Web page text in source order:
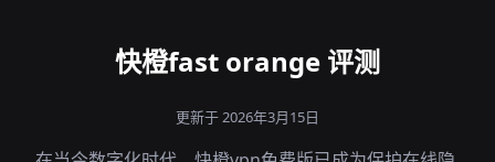
快橙fast orange 评测
更新于 2026年3月15日